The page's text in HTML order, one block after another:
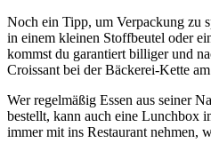
Noch ein Tipp, um Verpackung zu
in einem kleinen Stoffbeutel oder
kommst du garantiert billiger und
Croissant bei der Bäckerei-Kette
Wer regelmäßig Essen aus seiner
bestellt, kann auch eine Lunchbox
immer mit ins Restaurant nehmen,